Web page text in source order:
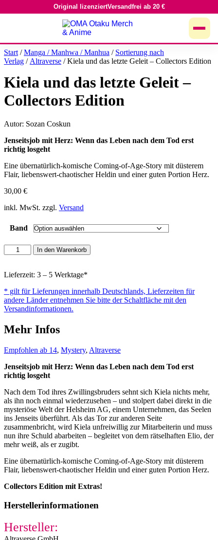
Inhalt
Original lizenziertVersandfrei ab 20 €
Start /Manga / Manhwa / Manhua / Sortierung nach
Verlag / Altraverse / Kiela und das letzte Geleit – Collectors Edition
Kiela und das letzte Geleit –
Collectors Edition
Autor: Sozan Coskun
Jenseitsjob mit Herz: Wenn das Leben nach dem Tod erst
richtig losgeht
Eine übernatürlich-komische Coming-of-Age-Story mit düsterem
Flair, liebenswert-chaotischer Heldin und einer guten Portion Herz.
30,00 €
inkl. MwSt. zzgl. Versand
Band
Kiela
und
letzte
-
Collectors
Edition
In den Warenkorb
Lieferzeit: 3 – 5 Werktage*
* gilt für Lieferungen innerhalb Deutschlands, Lieferzeiten für
andere Länder entnehmen Sie bitte der Schaltfläche mit den
Versandinformationen.
Mehr Infos
Empfohlen ab 14, Mystery, Altraverse
Jenseitsjob mit Herz: Wenn das Leben nach dem Tod erst
richtig losgeht
Nach dem Tod ihres Zwillingsbruders sehnt sich Kiela nichts mehr,
als ihn noch einmal wiederzusehen – und stolpert dabei direkt in die
mysteriöse Welt der Helsheim AG, einem Unternehmen, das Seelen
ins Jenseits überführt. Als das Tor zur anderen Seite
zusammenbricht, wird Kiela unfreiwillig zur Mitarbeiterin und muss
nun ihre Schuld abarbeiten – begleitet von dem rätselhaften Elio, der
mehr weiß, als er zugibt.
Eine übernatürlich-komische Coming-of-Age-Story mit düsterem
Flair, liebenswert-chaotischer Heldin und einer guten Portion Herz.
Collectors Edition mit Extras!
Herstellerinformationen
Hersteller: